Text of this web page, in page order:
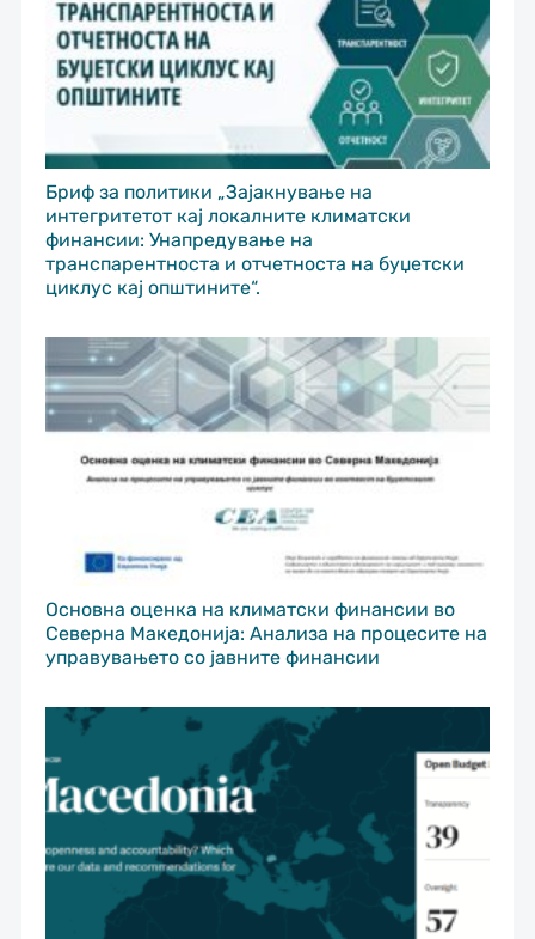
Бриф за политики „Зајакнување на
интегритетот кај локалните климатски
финансии: Унапредување на
транспарентноста и отчетноста на буџетски
циклус кај општините“.
Основна оценка на климатски финансии во
Северна Македонија: Анализа на процесите на
управувањето со јавните финансии